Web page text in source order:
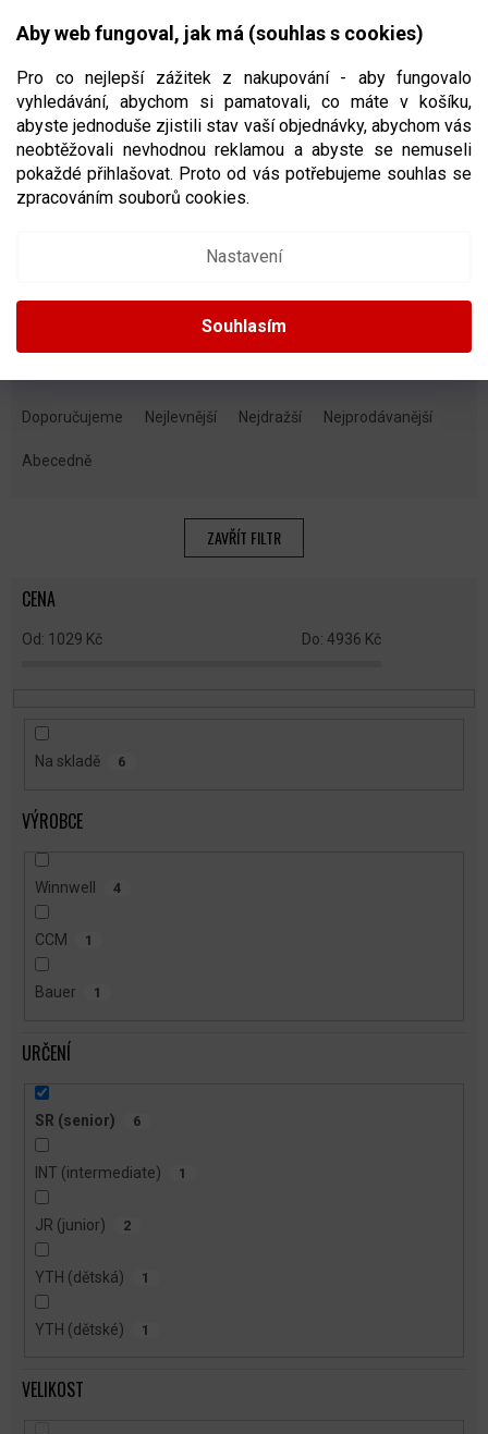
Aby web fungoval, jak má (souhlas s cookies)
Pro co nejlepší zážitek z nakupování - aby fungovalo
vyhledávání, abychom si pamatovali, co máte v košíku,
abyste jednoduše zjistili stav vaší objednávky, abychom vás
neobtěžovali nevhodnou reklamou a abyste se nemuseli
pokaždé přihlašovat. Proto od vás potřebujeme souhlas se
zpracováním souborů cookies.
Nastavení
Souhlasím
CZK
NÁKUPNÍ
HOKEJOVÉ CHRÁNIČE RAMEN
Ř
Doporučujeme Nejlevnější Nejdražší Nejprodávanější
Abecedně
ZAVŘÍT FILTR
CENA
1029 Kč 4936 Kč
Na skladě 6
VÝROBCE
Winnwell 4
CCM 1
Bauer 1
URČENÍ
SR (senior) 6
INT (intermediate) 1
JR (junior) 2
YTH (dětská) 1
YTH (dětské) 1
VELIKOST